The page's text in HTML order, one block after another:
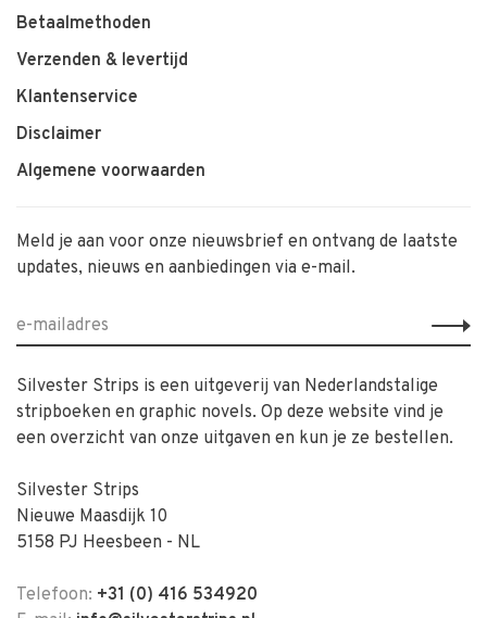
Betaalmethoden
Verzenden & levertijd
Klantenservice
Disclaimer
Algemene voorwaarden
Meld je aan voor onze nieuwsbrief en ontvang de laatste
updates, nieuws en aanbiedingen via e-mail.
Silvester Strips is een uitgeverij van Nederlandstalige
stripboeken en graphic novels. Op deze website vind je
een overzicht van onze uitgaven en kun je ze bestellen.
Silvester Strips
Nieuwe Maasdijk 10
5158 PJ Heesbeen - NL
Telefoon: +31 (0) 416 534920